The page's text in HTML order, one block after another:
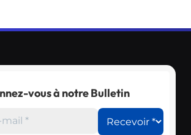
vous à notre Bulletin